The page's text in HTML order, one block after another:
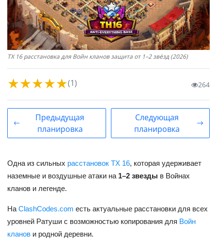
ТХ 16 расстановка для Войн кланов защита от 1–2 звёзд (2026)
★★★★★(1) 264
Предыдущая
планировка
Следующая
планировка
Одна из сильных расстановок ТХ 16, которая удерживает
наземные и воздушные атаки на 1–2 звезды в Войнах
кланов и легенде.
На ClashCodes.com есть актуальные расстановки для всех
уровней Ратуши с возможностью копирования для Войн
кланов и родной деревни.